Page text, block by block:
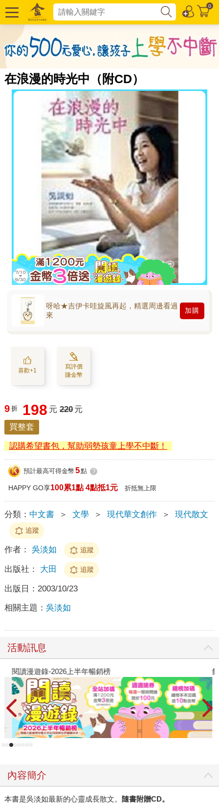
0
在浪漫的時光中（附CD）
呀哈★吉伊卡哇旋風再起，精選周邊看過
來
加購
喜歡+1
寫評價
賺金幣
9 折 198 元 220 元
買整套
認購希望書包，幫助弱勢孩童上學不中斷！
預計最高可得金幣 5點 ?
HAPPY GO享100累1點 4點抵1元 折抵無上限
分類： 中文書 ＞ 文學 ＞ 現代華文創作 ＞ 現代散文
追蹤
作者： 吳淡如 追蹤
出版社： 大田 追蹤
出版日： 2003/10/23
相關主題： 吳淡如
活動訊息
閱讀漫遊錄-2026上半年暢銷榜
內容簡介
本書是吳淡如最新的心靈成長散文。
隨書附贈CD。